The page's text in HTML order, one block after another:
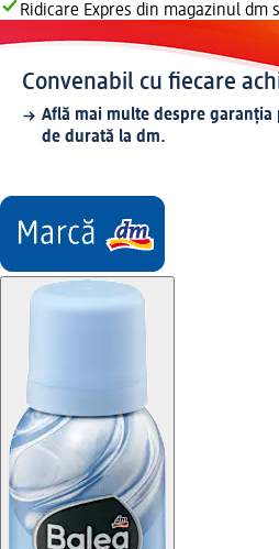
Ridicare Expres din magazinul dm
Convenabil cu fiecare
Află mai multe despre garanția
de durată la dm.